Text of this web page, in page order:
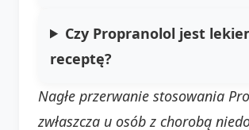
Czy Propranolol jest
receptę?
Nagłe przerwanie stosowania
zwłaszcza u osób z chorobą